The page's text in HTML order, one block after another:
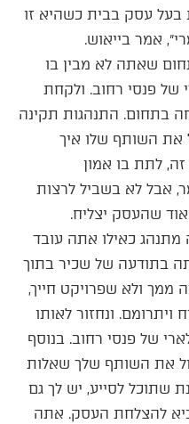
בעל עסק בבית כשהיא זו
אמר בייאוש.
שאתה לא מבין בו
של פנסי רחוב. ולקחת
בתחום. התנהגות תקינה
את השותף שלו איך
לתת בו אמון
אבל לא בשביל לרצות
שהעסק יצליח.
כאילו אתה עובד
בתודעה של שכיר בתוך
ולא שפרויקט חייך,
ונחזור לאותו
של פנסי רחוב. בנוסף
את השותף שלך שאלות
שתוכל לסייע, יש לך גם
להצלחת העסק. אתה